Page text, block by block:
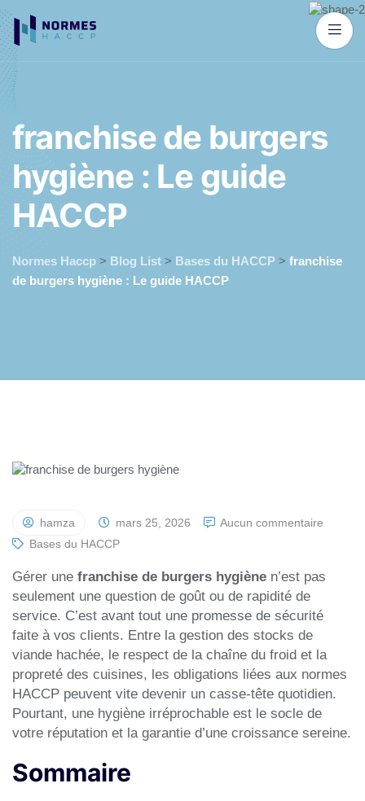
franchise de burgers
hygiène : Le guide
HACCP
Normes Haccp > Blog List > Bases du HACCP > franchise
de burgers hygiène : Le guide HACCP
hamza mars 25, 2026
Aucun commentaire
Bases du HACCP
Gérer une franchise de burgers hygiène n’est pas
seulement une question de goût ou de rapidité de
service. C’est avant tout une promesse de sécurité
faite à vos clients. Entre la gestion des stocks de
viande hachée, le respect de la chaîne du froid et la
propreté des cuisines, les obligations liées aux normes
HACCP peuvent vite devenir un casse-tête quotidien.
Pourtant, une hygiène irréprochable est le socle de
votre réputation et la garantie d’une croissance sereine.
Sommaire